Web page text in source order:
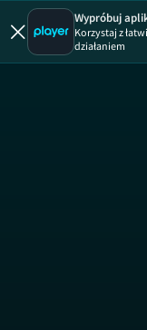
Wypróbuj
Korzystaj z
działaniem